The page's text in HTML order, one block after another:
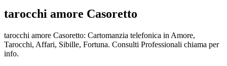
tarocchi amore Casoretto
tarocchi amore Casoretto: Cartomanzia telefonica in Amore,
Tarocchi, Affari, Sibille, Fortuna. Consulti Professionali chiama per
info.